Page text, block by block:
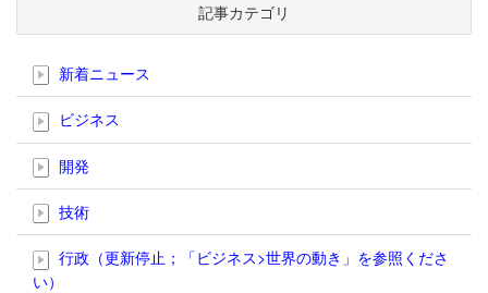
記事カテゴリ
新着ニュース
ビジネス
開発
技術
行政（更新停止；「ビジネス>世界の動き」を参照くださ
い）